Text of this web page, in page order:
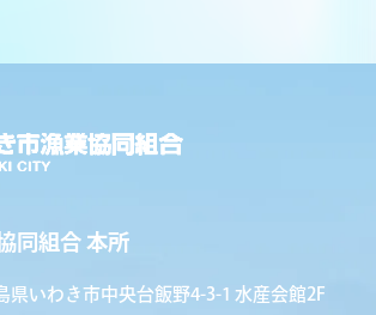
同組合 本所
いわき市中央台飯野4-3-1 水産会館2F